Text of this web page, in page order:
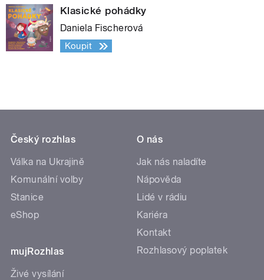
Klasické pohádky
Daniela Fischerová
Koupit
Český rozhlas
Válka na Ukrajině
Komunální volby
Stanice
eShop
mujRozhlas
Živé vysílání
O nás
Jak nás naladíte
Nápověda
Lidé v rádiu
Kariéra
Kontakt
Rozhlasový poplatek